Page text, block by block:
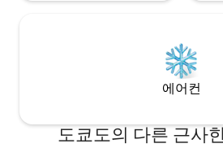
에어컨
도쿄도의 다른 근사